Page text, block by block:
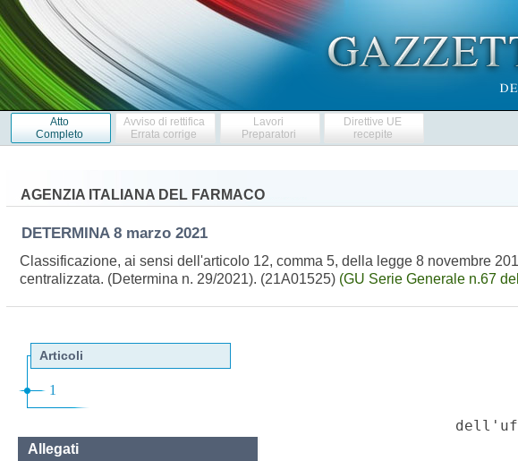
Atto
Completo
Avviso di rettifica
Errata corrige
Lavori
Preparatori
Direttive UE
recepite
AGENZIA ITALIANA DEL FARMACO
DETERMINA 8 marzo 2021
Classificazione, ai sensi dell'articolo 12, comma 5, della legge 8 novembre
centralizzata. (Determina n. 29/2021). (21A01525) (GU Serie Generale n.67